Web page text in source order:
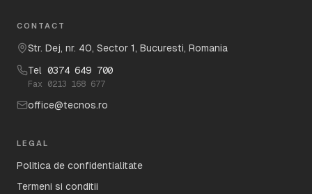
CONTACT
Str. Dej, nr. 40, Sector 1, Bucuresti, Romania
Tel 0374 649 700
Fax 0213 168 677
office@tecnos.ro
LEGAL
Politica de confidentialitate
Termeni si conditii